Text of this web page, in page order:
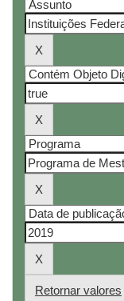
Retornar valores